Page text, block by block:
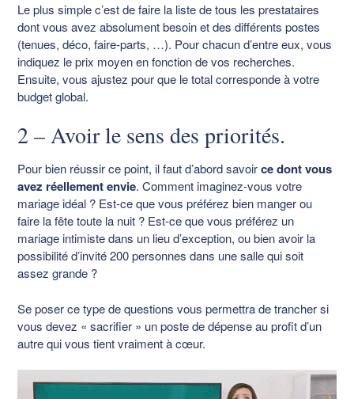
Le plus simple c’est de faire la liste de tous les prestataires
dont vous avez absolument besoin et des différents postes
(tenues, déco, faire-parts, …). Pour chacun d’entre eux, vous
indiquez le prix moyen en fonction de vos recherches.
Ensuite, vous ajustez pour que le total corresponde à votre
budget global.
2 – Avoir le sens des priorités.
Pour bien réussir ce point, il faut d’abord savoirce dont vous
avez réellement envie. Comment imaginez-vous votre
mariage idéal ? Est-ce que vous préférez bien manger ou
faire la fête toute la nuit ? Est-ce que vous préférez un
mariage intimiste dans un lieu d’exception, ou bien avoir la
possibilité d’invité 200 personnes dans une salle qui soit
assez grande ?
Se poser ce type de questions vous permettra de trancher si
vous devez « sacrifier » un poste de dépense au profit d’un
autre qui vous tient vraiment à cœur.